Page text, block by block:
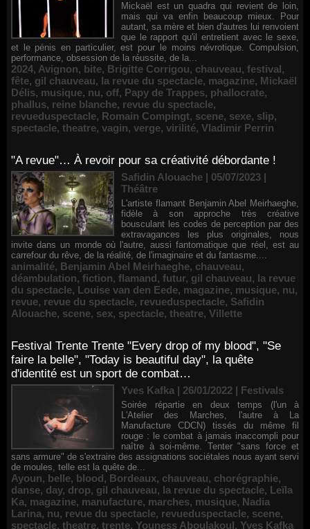
Mickaël est un quadra qui revient de loin,
mais qui va enfin beaucoup mieux. Pour
autant, sa mère et bien d'autres lui renvoient
que le rapport qu'il entretient avec le sexe,
et le pénis en particulier, est pour le moins névrotique. Compulsion,
performance, obsession de la réussite, de la...
2024, Avignon, bite, Brigitte Corrigou, chauveau, festival,
fête, gil chauveau, la revue du spectacle, magazine, Mickaël
Délis, musique, nu, off, Papy de Trappes, phallocrate,
phallus, reine blanche, revue du spectacle,
revueduspectacle, Romain Compingt, scene, sexe, slip,
spectacle, theatre, vagin, verge, virilité, Vladimir Perrin
"A revue"… À revoir pour sa créativité débordante !
Safidin Alouache | 05/07/2023 |
Théâtre
L'artiste flamant Benjamin Abel Meirhaeghe,
fidèle à son approche très créative
bousculant les codes de perception par des
extravagances les plus originales, nous
invite dans un monde où l'autre, aussi fantomatique que réel, est au
carrefour du rêve, de la réalité, de l'imaginaire et du fantasme....
animalité, Benjamin Abel Meirhaeghe, chauveau,
déambulation, fiction, flamand, futur, gil chauveau, la revue
du spectacle, Louise van den Eede, magazine, musique, nu,
revue, revue du spectacle, revueduspectacle, Safidin
Alouache, scene, sex, spectacle, theatre, Villette
Festival Trente Trente "Every drop of my blood", "Se
faire la belle", "Today is beautiful day", la quête
d'identité est un sport de combat…
Yves Kafka | 26/01/2022 | Festivals
Soirée répartie en deux temps (l'un à
L'Atelier des Marches, l'autre à La
Manufacture CDCN) tissés du même fil
rouge : le combat à jamais inaccompli pour
naître à soi-même. Tenter "sans force et
sans armure" de s'extraire des assignations sociétales nous ayant servi
de moules, telle est la quête de...
Ayoun, belle, blood, Bordeaux, chauveau, chorégraphie,
danse, day, drop, gil chauveau, la revue du spectacle, Leïla
Ka, magazine, manufacture, marches, musique, Nadia
Larina, nu, revue du spectacle, revueduspectacle, scene,
spectacle, theatre, trente, Youness Aboulakoul, Yves Kafka